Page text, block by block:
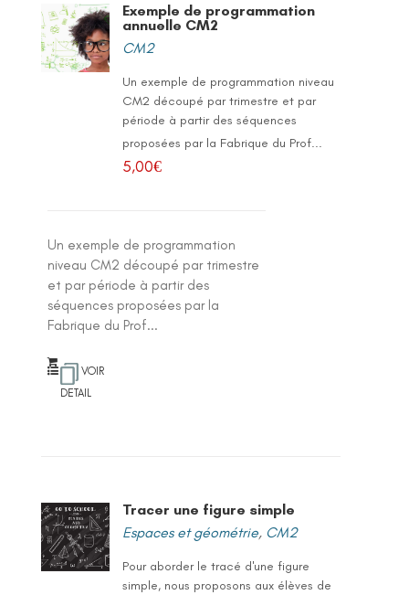
Exemple de programmation
annuelle CM2
CM2
Un exemple de programmation niveau
CM2 découpé par trimestre et par
période à partir des séquences
proposées par la Fabrique du Prof...
5,00€
Un exemple de programmation
niveau CM2 découpé par trimestre
et par période à partir des
séquences proposées par la
Fabrique du Prof...
VOIR
DETAIL
Tracer une figure simple
Espaces et géométrie, CM2
Pour aborder le tracé d'une figure
simple, nous proposons aux élèves de